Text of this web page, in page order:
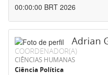
00:00:00 BRT 2026
Adrian
COORDENADOR(A)
CIÊNCIAS HUMANAS
Ciência Política